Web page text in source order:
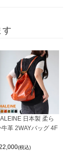
す
日本製 柔ら
牛革 2WAYバッグ 4F
(税込)